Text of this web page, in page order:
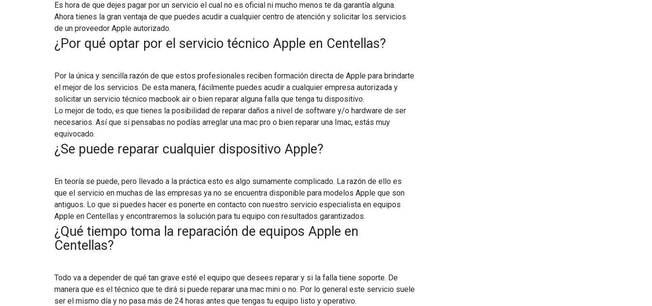
Es hora de que dejes pagar por un servicio el cual no es oficial ni mucho menos te da garantía alguna.
Ahora tienes la gran ventaja de que puedes acudir a cualquier centro de atención y solicitar los servicios
de un proveedor Apple autorizado.
¿Por qué optar por el servicio técnico Apple en Centellas?
Por la única y sencilla razón de que estos profesionales reciben formación directa de Apple para brindarte
el mejor de los servicios. De esta manera, fácilmente puedes acudir a cualquier empresa autorizada y
solicitar un servicio técnico macbook air o bien reparar alguna falla que tenga tu dispositivo.
Lo mejor de todo, es que tienes la posibilidad de reparar daños a nivel de software y/o hardware de ser
necesarios. Así que si pensabas no podías arreglar una mac pro o bien reparar una Imac, estás muy
equivocado.
¿Se puede reparar cualquier dispositivo Apple?
En teoría se puede, pero llevado a la práctica esto es algo sumamente complicado. La razón de ello es
que el servicio en muchas de las empresas ya no se encuentra disponible para modelos Apple que son
antiguos. Lo que si puedes hacer es ponerte en contacto con nuestro servicio especialista en equipos
Apple en Centellas y encontraremos la solución para tu equipo con resultados garantizados.
¿Qué tiempo toma la reparación de equipos Apple en
Centellas?
Todo va a depender de qué tan grave esté el equipo que desees reparar y si la falla tiene soporte. De
manera que es el técnico que te dirá si puede reparar una mac mini o no. Por lo general este servicio suele
ser el mismo día y no pasa más de 24 horas antes que tengas tu equipo listo y operativo.